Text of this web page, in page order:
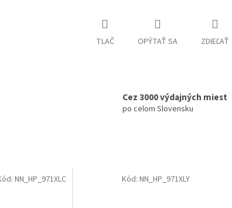
TLAČ OPÝTAŤ SA ZDIEĽAŤ
Cez 3000 výdajných miest
po celom Slovensku
NN_HP_971XLC Kód:NN_HP_971XLY